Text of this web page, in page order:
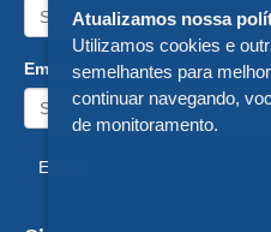
Email:
Enviar
Atualizamos nossa
Utilizamos cookies e
semelhantes para
continuar navegando,
de monitoramento.